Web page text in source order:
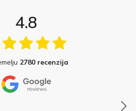
4.8
2780 recenzija